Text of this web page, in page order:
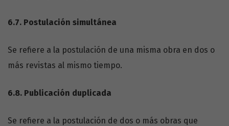
6.7. Postulación simultánea
Se refiere a la postulación de una misma obra en dos o
más revistas al mismo tiempo.
6.8. Publicación duplicada
Se refiere a la postulación de dos o más obras que